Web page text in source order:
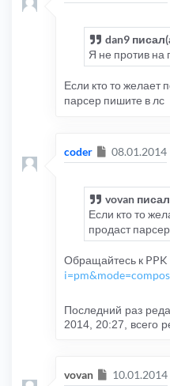
dan9
Я не против на
Если кто то желает
парсер пишите в лс
coder Сообщение
08.01.2014
vovan
Если кто то
продаст
Обращайтесь к PPK
Последний раз
2014, 20:27, всего
vovan Сообщение
10.01.2014